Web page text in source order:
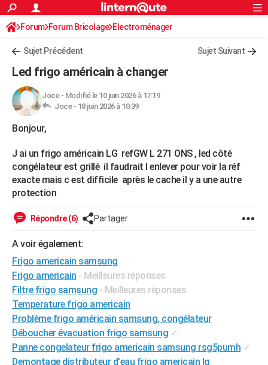
ACTUALITÉS
Politique
Société
Faits Divers
Education
Monde
Villes
+
FINANCE
Retraite
Impôts
Epargne
Immobilier
Risques naturels par ville
Banque
Assurance
Crédit
AUTO
Essais
Réserver un essai
Citadines
Berlines
SUV
Forum auto
+HIGH-TECH
Mobiles
Meilleur smartphone
Internet
Ordinateurs
Jeux vidéo
Guide high-tech
+BRICOLAGE
Forum
Aménagement intérieur
Extérieur
Cuisine
Salle de bains
Jardinage
Rangement
WEEK-END
Alimentation
Guide de la santé
Maladies
Médicaments
Sommeil
VOYAGE
Destinations
City break
Voyage nature
Voyage de noces
Forum
Climat
+PHOTO
GUIDES D'ACHAT
BONS PLANS
CARTE DE VOEUX
S'inscrire
Connexion
Forum Forum Bricolage Electroménager
Sujet Précédent Sujet Suivant
Led frigo américain à changer
Joce- Modifié le 10 juin 2026 à 17:19
Joce - 18 juin 2026 à 10:39
Bonjour,
J ai un frigo américain LG refGW L 271 ONS , led côté
congélateur est grillé il faudrait l enlever pour voir la réf
exacte mais c est difficile après le cache il y a une autre
protection
Répondre (6) Partager
A voir également:
Frigo americain samsung
Frigo americain - Meilleures réponses
Filtre frigo samsung - Meilleures réponses
Temperature frigo americain
Problème frigo américain samsung, congélateur
Déboucher évacuation frigo samsung ✓
Panne congelateur frigo americain samsung rsg5pumh ✓
Demontage distributeur d'eau frigo americain lg